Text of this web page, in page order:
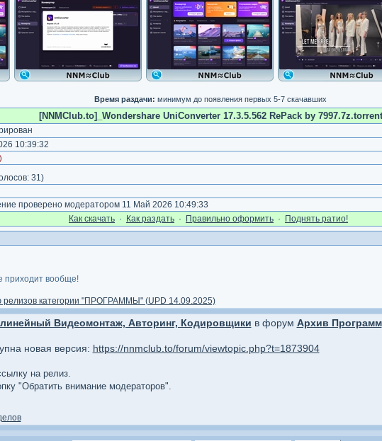
Время раздачи: минимум до появления первых 5-7 скачавших
[NNMClub.to]_Wondershare UniConverter 17.3.5.562 RePack by 7997.7z.torrent
10:39:32
31)
проверено модератором 11 Май 2026 10:49:33
Как cкачать · Как раздать · Правильно оформить · Поднять ратио!
приходит вообще!
категории "ПРОГРАММЫ" (UPD 14.09.2025)
Видеомонтаж, Авторинг, Кодировщики в форум Архив Программ
новая версия: https://nnmclub.to/forum/viewtopic.php?t=1873904
на релиз.
"Обратить внимание модераторов".